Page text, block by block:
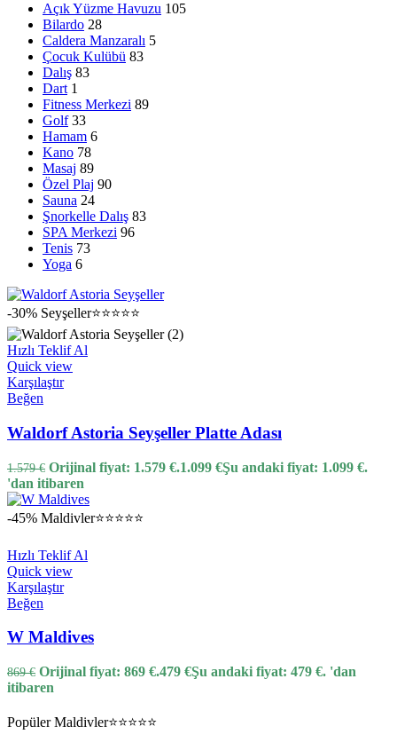
Açık Yüzme Havuzu 105
Bilardo 28
Caldera Manzaralı 5
Çocuk Kulübü 83
Dalış 83
Dart 1
Fitness Merkezi 89
Golf 33
Hamam 6
Kano 78
Masaj 89
Özel Plaj 90
Sauna 24
Şnorkelle Dalış 83
SPA Merkezi 96
Tenis 73
Yoga 6
-30% Seyşeller⭐⭐⭐⭐⭐
Hızlı Teklif Al
Quick view
Karşılaştır
Beğen
Waldorf Astoria Seyşeller Platte Adası
1.579€ Orijinal fiyat: 1.579 €.1.099 €Şu andaki fiyat: 1.099 €.
'dan itibaren
-45% Maldivler⭐⭐⭐⭐⭐
Hızlı Teklif Al
Quick view
Karşılaştır
Beğen
W Maldives
869€ Orijinal fiyat: 869 €.479 €Şu andaki fiyat: 479 €. 'dan
itibaren
Popüler Maldivler⭐⭐⭐⭐⭐